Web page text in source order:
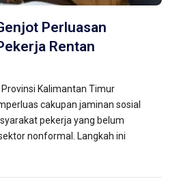
Perluasan
Rentan
Kalimantan Timur
cakupan jaminan sosial
pekerja yang belum
nonformal. Langkah ini